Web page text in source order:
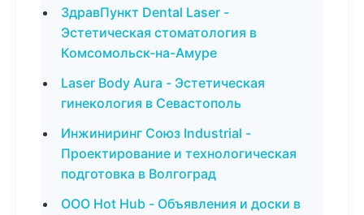
ЗдравПункт Dental Laser -
Эстетическая стоматология в
Комсомольск-на-Амуре
Laser Body Aura - Эстетическая
гинекология в Севастополь
Инжиниринг Союз Industrial -
Проектирование и технологическая
подготовка в Волгоград
ООО Hot Hub - Объявления и доски в